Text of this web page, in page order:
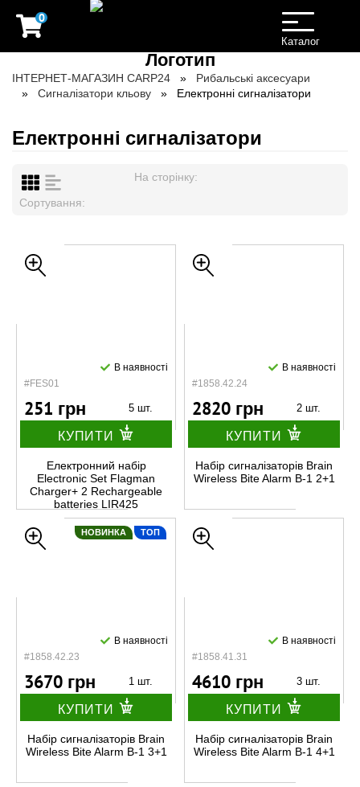
0
Toggle
navigation
Каталог
ІНТЕРНЕТ-МАГАЗИН CARP24
Рибальські аксесуари
Сигналізатори кльову
Електронні сигналізатори
Електронні сигналізатори
На сторінку:
Сортування:
#FES01
В наявності
251 грн 5 шт.
КУПИТИ
Електронний набір
Electronic Set Flagman
Charger+ 2 Rechargeable
batteries LIR425
#1858.42.24
В наявності
2820 грн 2 шт.
КУПИТИ
Набір сигналізаторів Brain
Wireless Bite Alarm B-1 2+1
ТОП
НОВИНКА
#1858.42.23
В наявності
3670 грн 1 шт.
КУПИТИ
Набір сигналізаторів Brain
Wireless Bite Alarm B-1 3+1
#1858.41.31
В наявності
4610 грн 3 шт.
КУПИТИ
Набір сигналізаторів Brain
Wireless Bite Alarm B-1 4+1